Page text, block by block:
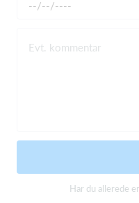
Evt. kommentar
Har du allerede